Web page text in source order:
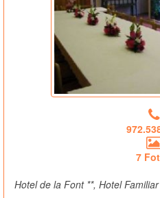
7
Hotel de la Font **, Hotel